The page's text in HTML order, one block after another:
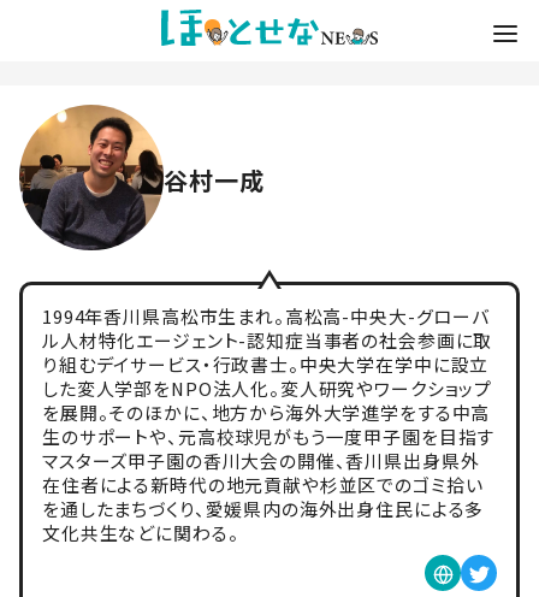
谷村一成
1994年香川県高松市生まれ。高松高-中央大-グローバ
ル人材特化エージェント-認知症当事者の社会参画に取
り組むデイサービス・行政書士。中央大学在学中に設立
した変人学部をNPO法人化。変人研究やワークショップ
を展開。そのほかに、地方から海外大学進学をする中高
生のサポートや、元高校球児がもう一度甲子園を目指す
マスターズ甲子園の香川大会の開催、香川県出身県外
在住者による新時代の地元貢献や杉並区でのゴミ拾い
を通したまちづくり、愛媛県内の海外出身住民による多
文化共生などに関わる。